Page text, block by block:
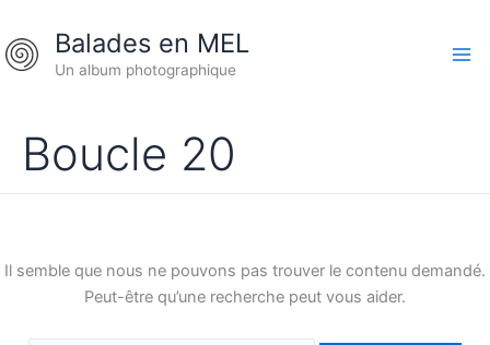
au
contenu
Balades en MEL
Un album photographique
Boucle 20
Il semble que nous ne pouvons pas trouver le contenu demandé.
Peut-être qu’une recherche peut vous aider.